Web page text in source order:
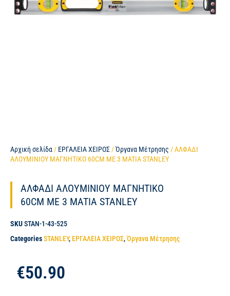
Αρχική σελίδα / ΕΡΓΑΛΕΙΑ ΧΕΙΡΟΣ /Όργανα Μέτρησης / ΑΛΦΑΔΙ
ΑΛΟΥΜΙΝΙΟΥ ΜΑΓΝΗΤΙΚΟ 60CM ME 3 MATIA STANLEY
ΑΛΦΑΔΙ ΑΛΟΥΜΙΝΙΟΥ ΜΑΓΝΗΤΙΚΟ
60CM ME 3 MATIA STANLEY
SKUSTAN-1-43-525
CategoriesSTANLEY, ΕΡΓΑΛΕΙΑ ΧΕΙΡΟΣ,Όργανα Μέτρησης
€50.90